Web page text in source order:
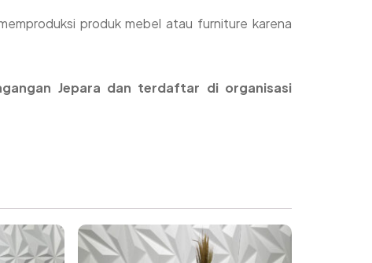
produk mebel atau furniture karena
Jepara dan terdaftar di organisasi